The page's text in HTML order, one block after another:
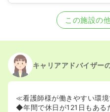
正・准看護師の募集
正・准看護師を募集
この施設の
キャリアアドバイザー
≪看護師様が働きやすい環
◆年間で休日が121日もある